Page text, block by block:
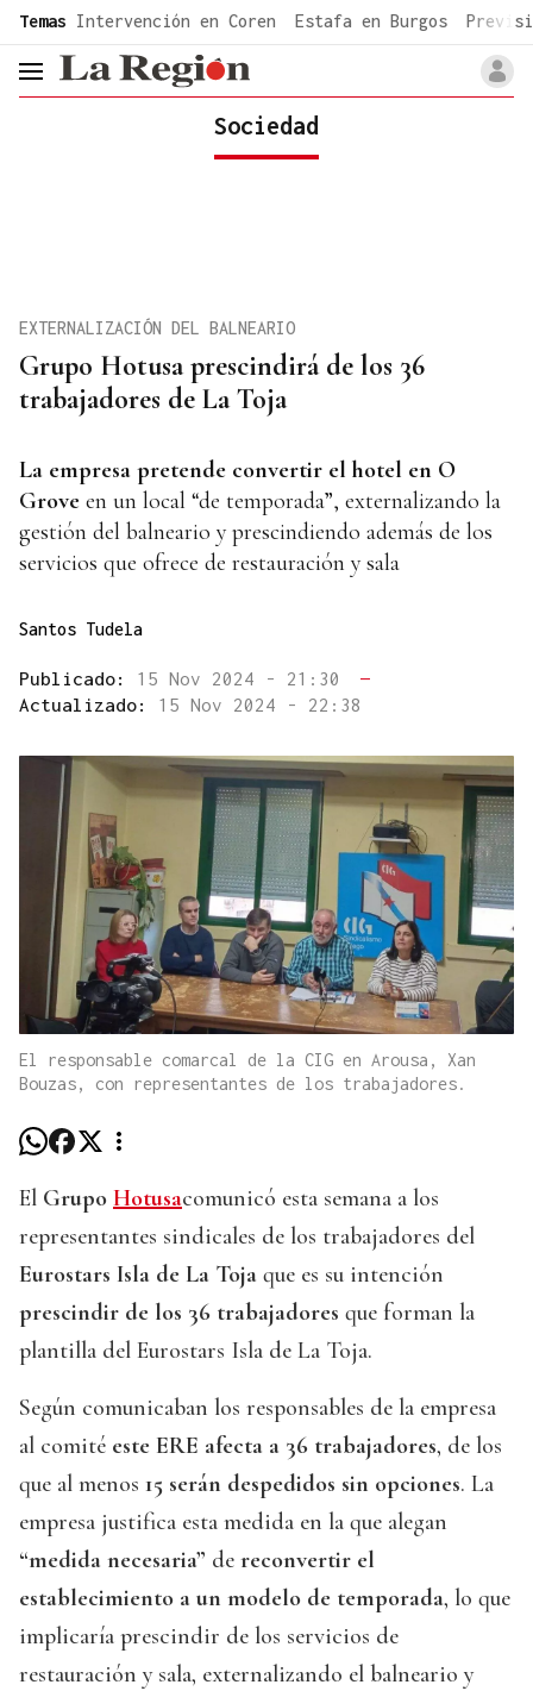
common.go-to-content
Temas Intervención en Coren Estafa en Burgos
header.menu.open
Sociedad
Grupo Hotusa prescindirá de los 36
trabajadores de La Toja
EXTERNALIZACIÓN DEL BALNEARIO
La empresa pretende convertir el hotel en O
Grove en un local “de temporada”, externalizando la
gestión del balneario y prescindiendo además de los
servicios que ofrece de restauración y sala
Santos Tudela
Publicado: 15 Nov 2024 - 21:30
—
Actualizado: 15 Nov 2024 - 22:38
El responsable comarcal de la CIG en Arousa, Xan
Bouzas, con representantes de los trabajadores.
El Grupo Hotusacomunicó esta semana a los
representantes sindicales de los trabajadores del
Eurostars Isla de La Toja que es su intención
prescindir de los 36 trabajadores que forman la
plantilla del Eurostars Isla de La Toja.
Según comunicaban los responsables de la empresa
al comité este ERE afecta a 36 trabajadores, de los
que al menos 15 serán despedidos sin opciones. La
empresa justifica esta medida en la que alegan
“medida necesaria” de reconvertir el
establecimiento a un modelo de temporada, lo que
implicaría prescindir de los servicios de
restauración y sala, externalizando el balneario y